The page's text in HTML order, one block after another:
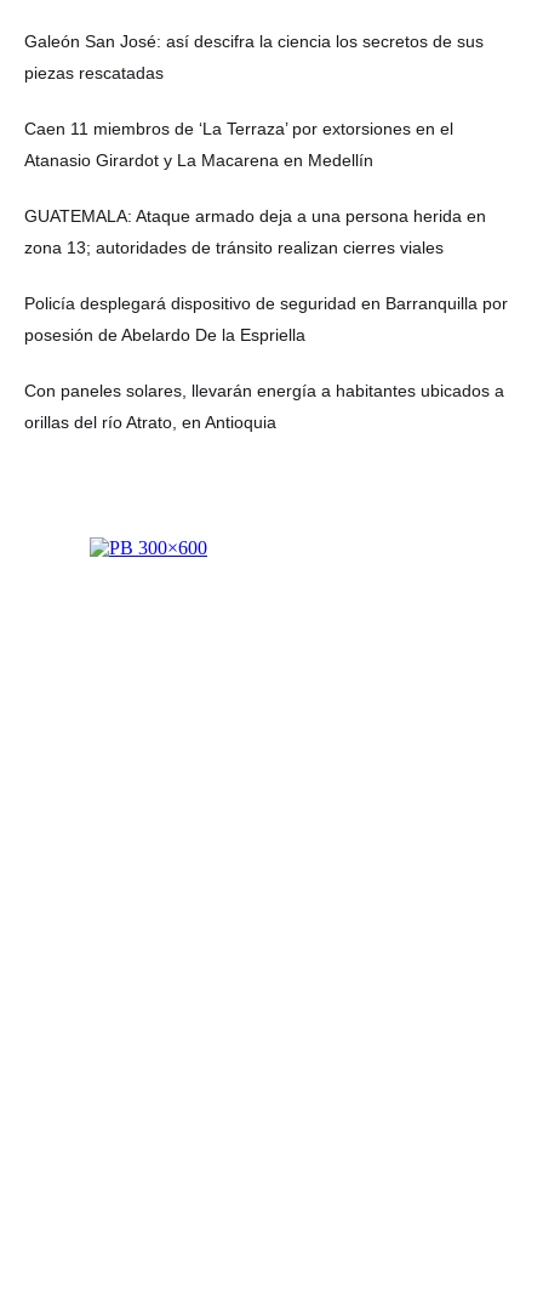
Galeón San José: así descifra la ciencia los secretos de sus
piezas rescatadas
Caen 11 miembros de ‘La Terraza’ por extorsiones en el
Atanasio Girardot y La Macarena en Medellín
GUATEMALA: Ataque armado deja a una persona herida en
zona 13; autoridades de tránsito realizan cierres viales
Policía desplegará dispositivo de seguridad en Barranquilla por
posesión de Abelardo De la Espriella
Con paneles solares, llevarán energía a habitantes ubicados a
orillas del río Atrato, en Antioquia